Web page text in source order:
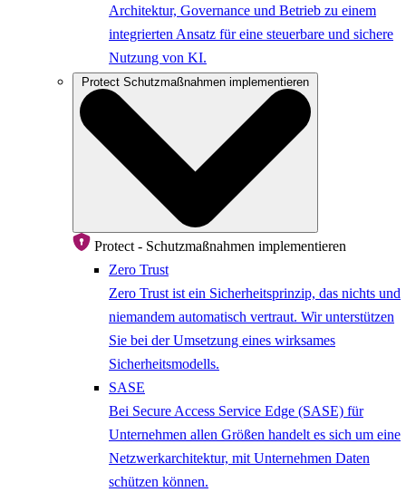
Architektur, Governance und Betrieb zu einem
integrierten Ansatz für eine steuerbare und sichere
Nutzung von KI.
Protect Schutzmaßnahmen implementieren
Protect - Schutzmaßnahmen implementieren
Zero Trust
Zero Trust ist ein Sicherheitsprinzip, das nichts und
niemandem automatisch vertraut. Wir unterstützen
Sie bei der Umsetzung eines wirksames
Sicherheitsmodells.
SASE
Bei Secure Access Service Edge (SASE) für
Unternehmen allen Größen handelt es sich um eine
Netzwerkarchitektur, mit Unternehmen Daten
schützen können.